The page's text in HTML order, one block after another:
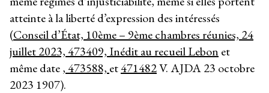
atteinte à la liberté d’expression des intéressés
(Conseil d’État, 10ème – 9ème chambres réunies, 24
juillet 2023, 473409, Inédit au recueil Lebon et
même date, 473588, et471482V. AJDA 23 octobre
2023 1907).